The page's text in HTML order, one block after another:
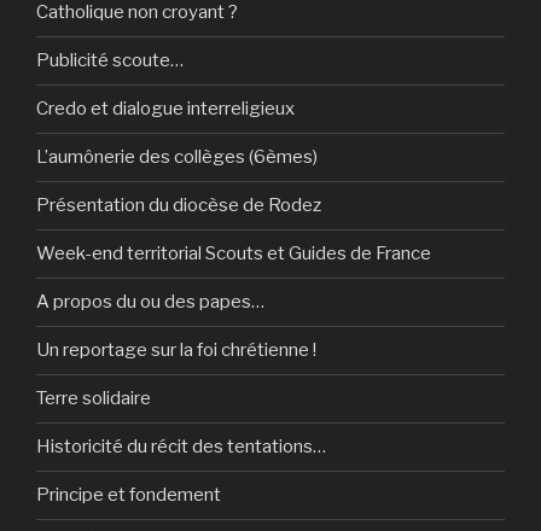
Catholique non croyant ?
Publicité scoute…
Credo et dialogue interreligieux
L’aumônerie des collèges (6èmes)
Présentation du diocèse de Rodez
Week-end territorial Scouts et Guides de France
A propos du ou des papes…
Un reportage sur la foi chrétienne !
Terre solidaire
Historicité du récit des tentations…
Principe et fondement